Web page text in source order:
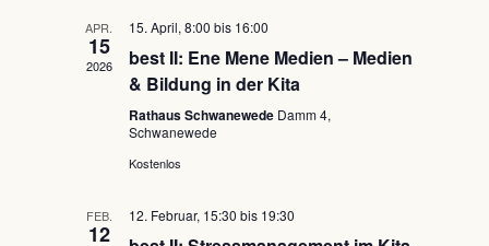
APR.
15
2026
15. April, 8:00 bis 16:00
best II: Ene Mene Medien – Medien
& Bildung in der Kita
Rathaus Schwanewede Damm 4,
Schwanewede
Kostenlos
FEB.
12
12. Februar, 15:30 bis 19:30